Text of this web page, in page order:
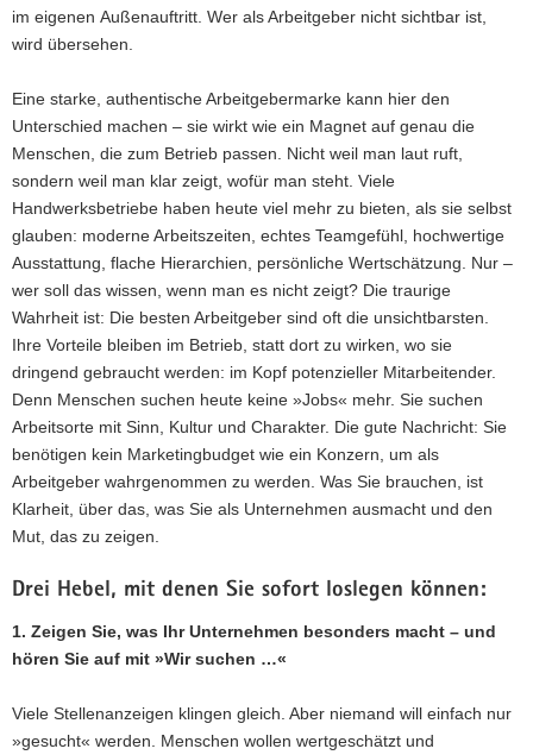
im eigenen Außenauftritt. Wer als Arbeitgeber nicht sichtbar ist,
wird übersehen.
Eine starke, authentische Arbeitgebermarke kann hier den
Unterschied machen – sie wirkt wie ein Magnet auf genau die
Menschen, die zum Betrieb passen. Nicht weil man laut ruft,
sondern weil man klar zeigt, wofür man steht. Viele
Handwerksbetriebe haben heute viel mehr zu bieten, als sie selbst
glauben: moderne Arbeitszeiten, echtes Teamgefühl, hochwertige
Ausstattung, flache Hierarchien, persönliche Wertschätzung. Nur –
wer soll das wissen, wenn man es nicht zeigt? Die traurige
Wahrheit ist: Die besten Arbeitgeber sind oft die unsichtbarsten.
Ihre Vorteile bleiben im Betrieb, statt dort zu wirken, wo sie
dringend gebraucht werden: im Kopf potenzieller Mitarbeitender.
Denn Menschen suchen heute keine »Jobs« mehr. Sie suchen
Arbeitsorte mit Sinn, Kultur und Charakter. Die gute Nachricht: Sie
benötigen kein Marketingbudget wie ein Konzern, um als
Arbeitgeber wahrgenommen zu werden. Was Sie brauchen, ist
Klarheit, über das, was Sie als Unternehmen ausmacht und den
Mut, das zu zeigen.
Drei Hebel, mit denen Sie sofort loslegen können:
1. Zeigen Sie, was Ihr Unternehmen besonders macht – und
hören Sie auf mit »Wir suchen …«
Viele Stellenanzeigen klingen gleich. Aber niemand will einfach nur
»gesucht« werden. Menschen wollen wertgeschätzt und